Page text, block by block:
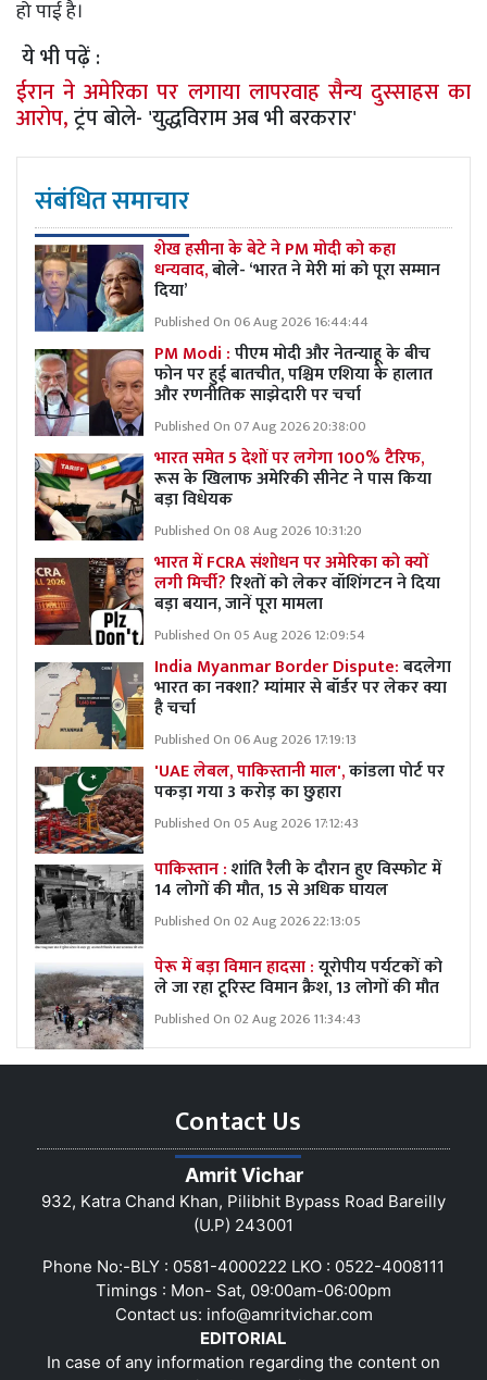
हो पाई है।
ये भी पढ़ें :
ईरान ने अमेरिका पर लगाया लापरवाह सैन्य दुस्साहस का
आरोप,ट्रंप बोले- 'युद्धविराम अब भी बरकरार'
संबंधित समाचार
शेख हसीना के बेटे ने PM मोदी को कहा
धन्यवाद,बोले- ‘भारत ने मेरी मां को पूरा सम्मान
दिया’
Published On 06 Aug 2026 16:44:44
PM Modi :पीएम मोदी और नेतन्याहू के बीच
फोन पर हुई बातचीत, पश्चिम एशिया के हालात
और रणनीतिक साझेदारी पर चर्चा
Published On 07 Aug 2026 20:38:00
भारत समेत 5 देशों पर लगेगा 100% टैरिफ,
रूस के खिलाफ अमेरिकी सीनेट ने पास किया
बड़ा विधेयक
Published On 08 Aug 2026 10:31:20
भारत में FCRA संशोधन पर अमेरिका को क्यों
लगी मिर्ची?रिश्तों को लेकर वॉशिंगटन ने दिया
बड़ा बयान, जानें पूरा मामला
Published On 05 Aug 2026 12:09:54
India Myanmar Border Dispute:बदलेगा
भारत का नक्शा? म्यांमार से बॉर्डर पर लेकर क्या
है चर्चा
Published On 06 Aug 2026 17:19:13
'UAE लेबल, पाकिस्तानी माल',कांडला पोर्ट पर
पकड़ा गया 3 करोड़ का छुहारा
Published On 05 Aug 2026 17:12:43
पाकिस्तान :शांति रैली के दौरान हुए विस्फोट में
14 लोगों की मौत, 15 से अधिक घायल
Published On 02 Aug 2026 22:13:05
पेरू में बड़ा विमान हादसा :यूरोपीय पर्यटकों को
ले जा रहा टूरिस्ट विमान क्रैश, 13 लोगों की मौत
Published On 02 Aug 2026 11:34:43
Contact Us
Amrit Vichar
932, Katra Chand Khan, Pilibhit Bypass Road Bareilly
(U.P) 243001
Phone No:-BLY : 0581-4000222 LKO : 0522-4008111
Timings : Mon- Sat, 09:00am-06:00pm
Contact us: info@amritvichar.com
EDITORIAL
In case of any information regarding the content on